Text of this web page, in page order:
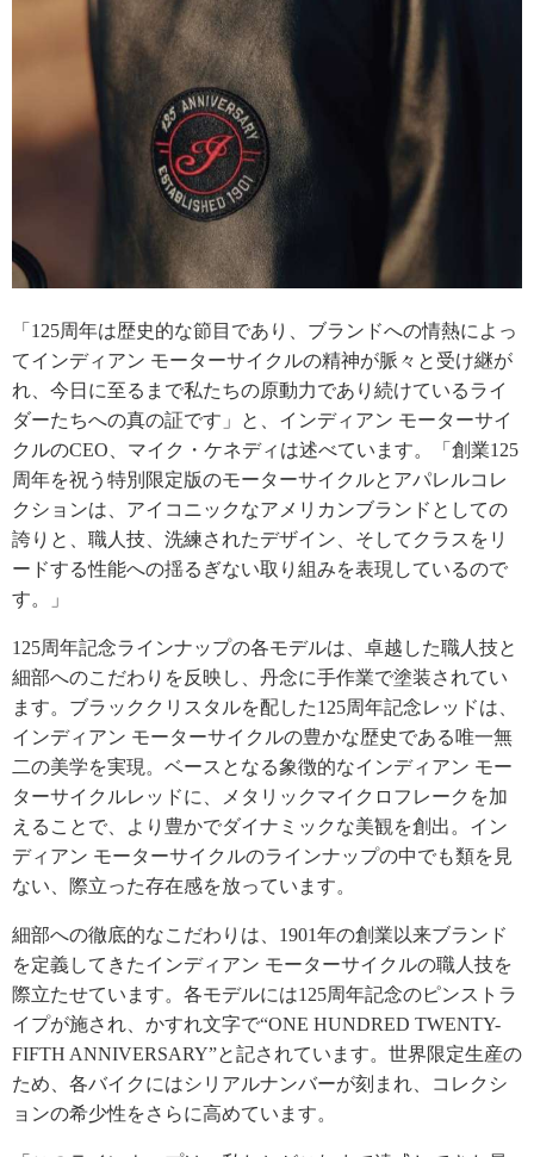
「125周年は歴史的な節目であり、ブランドへの情熱によっ
てインディアン モーターサイクルの精神が脈々と受け継が
れ、今日に至るまで私たちの原動力であり続けているライ
ダーたちへの真の証です」と、インディアン モーターサイ
クルのCEO、マイク・ケネディは述べています。「創業125
周年を祝う特別限定版のモーターサイクルとアパレルコレ
クションは、アイコニックなアメリカンブランドとしての
誇りと、職人技、洗練されたデザイン、そしてクラスをリ
ードする性能への揺るぎない取り組みを表現しているので
す。」
125周年記念ラインナップの各モデルは、卓越した職人技と
細部へのこだわりを反映し、丹念に手作業で塗装されてい
ます。ブラッククリスタルを配した125周年記念レッドは、
インディアン モーターサイクルの豊かな歴史である唯一無
二の美学を実現。ベースとなる象徴的なインディアン モー
ターサイクルレッドに、メタリックマイクロフレークを加
えることで、より豊かでダイナミックな美観を創出。イン
ディアン モーターサイクルのラインナップの中でも類を見
ない、際立った存在感を放っています。
細部への徹底的なこだわりは、1901年の創業以来ブランド
を定義してきたインディアン モーターサイクルの職人技を
際立たせています。各モデルには125周年記念のピンストラ
イプが施され、かすれ文字で“ONE HUNDRED TWENTY-
FIFTH ANNIVERSARY”と記されています。世界限定生産の
ため、各バイクにはシリアルナンバーが刻まれ、コレクシ
ョンの希少性をさらに高めています。